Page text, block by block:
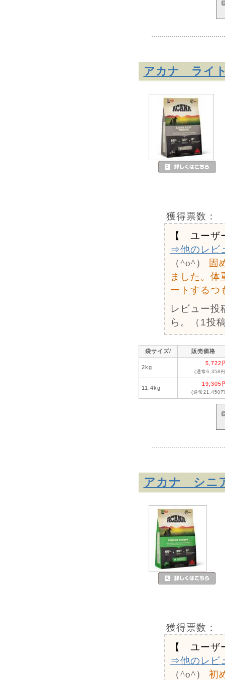
アカナ ライ
獲得票数：
【 ユーザ
⇒他のレビ
（^o^）
固
ました。体
ートするつ
レビュー投
ら。（1投
袋サイズ/ 販売価格
2kg
5,722
(通常6,358
11.4kg
19,305
(通常21,450
アカナ シニ
獲得票数：
【 ユーザ
⇒他のレビ
（^o^）
初